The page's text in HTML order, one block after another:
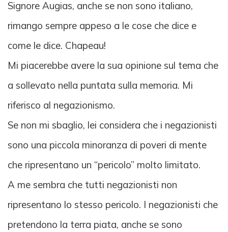
Signore Augias, anche se non sono italiano,
rimango sempre appeso a le cose che dice e
come le dice. Chapeau!
Mi piacerebbe avere la sua opinione sul tema che
a sollevato nella puntata sulla memoria. Mi
riferisco al negazionismo.
Se non mi sbaglio, lei considera che i negazionisti
sono una piccola minoranza di poveri di mente
che ripresentano un “pericolo” molto limitato.
A me sembra che tutti negazionisti non
ripresentano lo stesso pericolo. I negazionisti che
pretendono la terra piata, anche se sono